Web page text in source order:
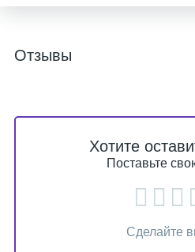
Отзывы
Хотите
Поставьте
Сделайте